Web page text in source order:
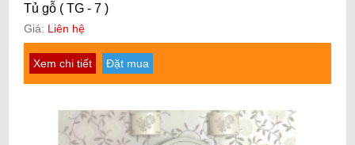
Tủ gỗ ( TG - 7 )
Giá: Liên hệ
Xem chi tiết Đặt mua